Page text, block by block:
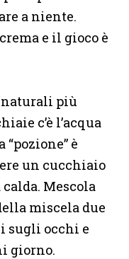
a niente.
e il gioco è
naturali più
c’è l’acqua
è
un cucchiaio
Mescola
miscela due
sugli occhi e
giorno.